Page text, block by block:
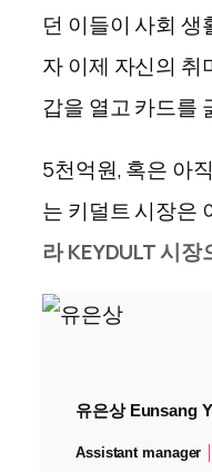
던 이들이 사회 생
자 이제 자신의 취
갑을 열고 카드를
5천억원, 혹은 아
는 키덜트 시장은
라KEYDULT시장
유은상 Eunsang
Assistant manager